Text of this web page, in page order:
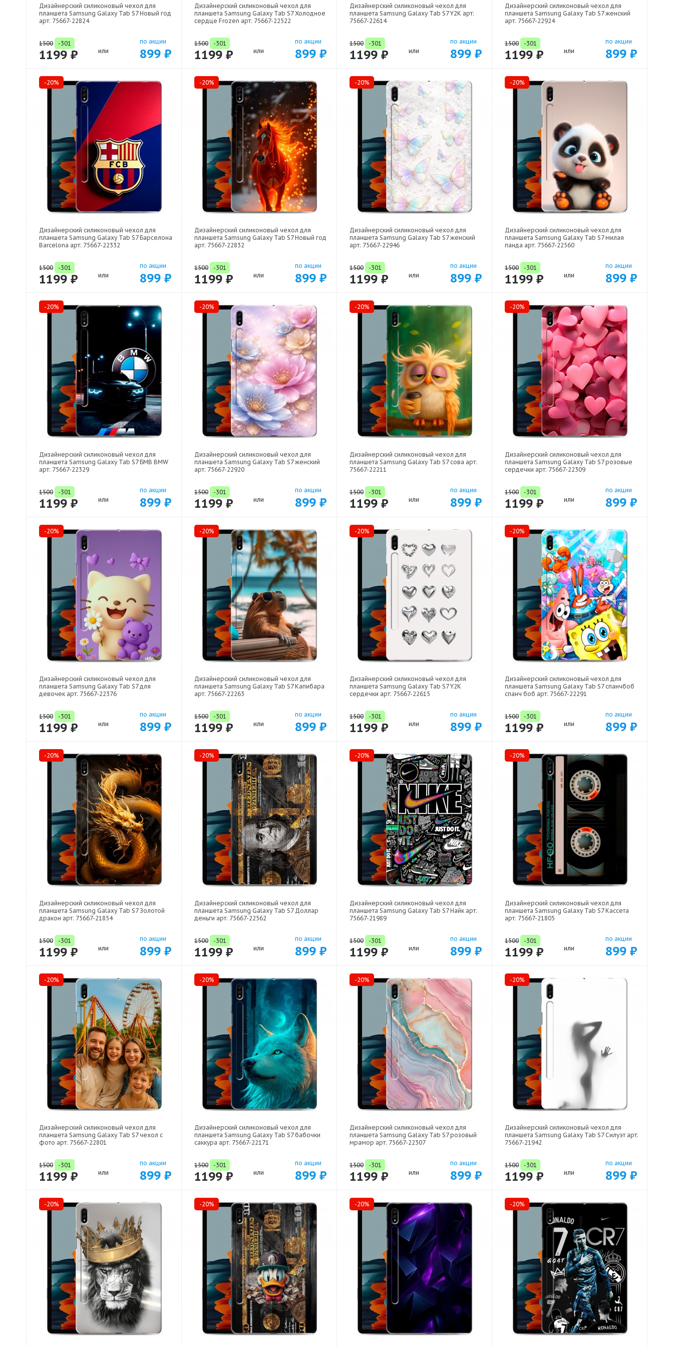
Дизайнерский силиконовый чехол для
планшета Samsung Galaxy Tab S7 Новый год
арт: 75667-22824
1500 -301
1199 ₽ или
по акции
899 ₽
Дизайнерский силиконовый чехол для
планшета Samsung Galaxy Tab S7 Холодное
сердце Frozen арт: 75667-22522
1500 -301
1199 ₽ или
по акции
899 ₽
Дизайнерский силиконовый чехол для
планшета Samsung Galaxy Tab S7 Y2K арт:
75667-22614
1500 -301
1199 ₽ или
по акции
899 ₽
Дизайнерский силиконовый чехол для
планшета Samsung Galaxy Tab S7 женский
арт: 75667-22924
1500 -301
1199 ₽ или
по акции
899 ₽
-20%
Дизайнерский силиконовый чехол для
планшета Samsung Galaxy Tab S7 Барселона
Barcelona арт: 75667-22332
1500 -301
1199 ₽ или
по акции
899 ₽
-20%
Дизайнерский силиконовый чехол для
планшета Samsung Galaxy Tab S7 Новый год
арт: 75667-22832
1500 -301
1199 ₽ или
по акции
899 ₽
-20%
Дизайнерский силиконовый чехол для
планшета Samsung Galaxy Tab S7 женский
арт: 75667-22946
1500 -301
1199 ₽ или
по акции
899 ₽
-20%
Дизайнерский силиконовый чехол для
планшета Samsung Galaxy Tab S7 милая
панда арт: 75667-22560
1500 -301
1199 ₽ или
по акции
899 ₽
-20%
Дизайнерский силиконовый чехол для
планшета Samsung Galaxy Tab S7 БМВ BMW
арт: 75667-22329
1500 -301
1199 ₽ или
по акции
899 ₽
-20%
Дизайнерский силиконовый чехол для
планшета Samsung Galaxy Tab S7 женский
арт: 75667-22920
1500 -301
1199 ₽ или
по акции
899 ₽
-20%
Дизайнерский силиконовый чехол для
планшета Samsung Galaxy Tab S7 сова арт:
75667-22211
1500 -301
1199 ₽ или
по акции
899 ₽
-20%
Дизайнерский силиконовый чехол для
планшета Samsung Galaxy Tab S7 розовые
сердечки арт: 75667-22309
1500 -301
1199 ₽ или
по акции
899 ₽
-20%
Дизайнерский силиконовый чехол для
планшета Samsung Galaxy Tab S7 для
девочек арт: 75667-22376
1500 -301
1199 ₽ или
по акции
899 ₽
-20%
Дизайнерский силиконовый чехол для
планшета Samsung Galaxy Tab S7 Капибара
арт: 75667-22263
1500 -301
1199 ₽ или
по акции
899 ₽
-20%
Дизайнерский силиконовый чехол для
планшета Samsung Galaxy Tab S7 Y2K
сердечки арт: 75667-22615
1500 -301
1199 ₽ или
по акции
899 ₽
-20%
Дизайнерский силиконовый чехол для
планшета Samsung Galaxy Tab S7 спанчбоб
спанч боб арт: 75667-22291
1500 -301
1199 ₽ или
по акции
899 ₽
-20%
Дизайнерский силиконовый чехол для
планшета Samsung Galaxy Tab S7 Золотой
дракон арт: 75667-21854
1500 -301
1199 ₽ или
по акции
899 ₽
-20%
Дизайнерский силиконовый чехол для
планшета Samsung Galaxy Tab S7 Доллар
деньги арт: 75667-22562
1500 -301
1199 ₽ или
по акции
899 ₽
-20%
Дизайнерский силиконовый чехол для
планшета Samsung Galaxy Tab S7 Найк арт:
75667-21989
1500 -301
1199 ₽ или
по акции
899 ₽
-20%
Дизайнерский силиконовый чехол для
планшета Samsung Galaxy Tab S7 Кассета
арт: 75667-21805
1500 -301
1199 ₽ или
по акции
899 ₽
-20%
Дизайнерский силиконовый чехол для
планшета Samsung Galaxy Tab S7 чехол с
фото арт: 75667-22801
1500 -301
1199 ₽ или
по акции
899 ₽
-20%
Дизайнерский силиконовый чехол для
планшета Samsung Galaxy Tab S7 бабочки
саккура арт: 75667-22171
1500 -301
1199 ₽ или
по акции
899 ₽
-20%
Дизайнерский силиконовый чехол для
планшета Samsung Galaxy Tab S7 розовый
мрамор арт: 75667-22307
1500 -301
1199 ₽ или
по акции
899 ₽
-20%
Дизайнерский силиконовый чехол для
планшета Samsung Galaxy Tab S7 Силуэт арт:
75667-21942
1500 -301
1199 ₽ или
по акции
899 ₽
-20% -20% -20% -20%